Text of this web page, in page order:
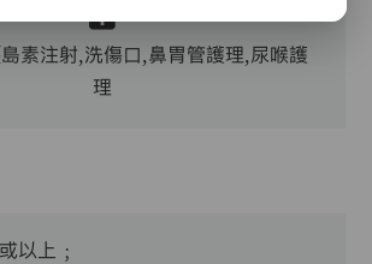
素注射,洗傷口,鼻胃管護理,尿喉護
理
以上﹔